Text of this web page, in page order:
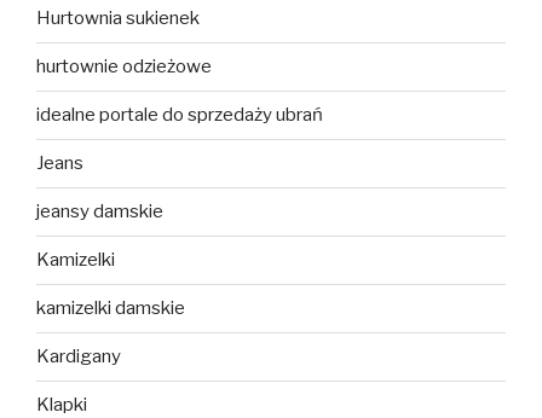
Hurtownia sukienek
hurtownie odzieżowe
idealne portale do sprzedaży ubrań
Jeans
jeansy damskie
Kamizelki
kamizelki damskie
Kardigany
Klapki